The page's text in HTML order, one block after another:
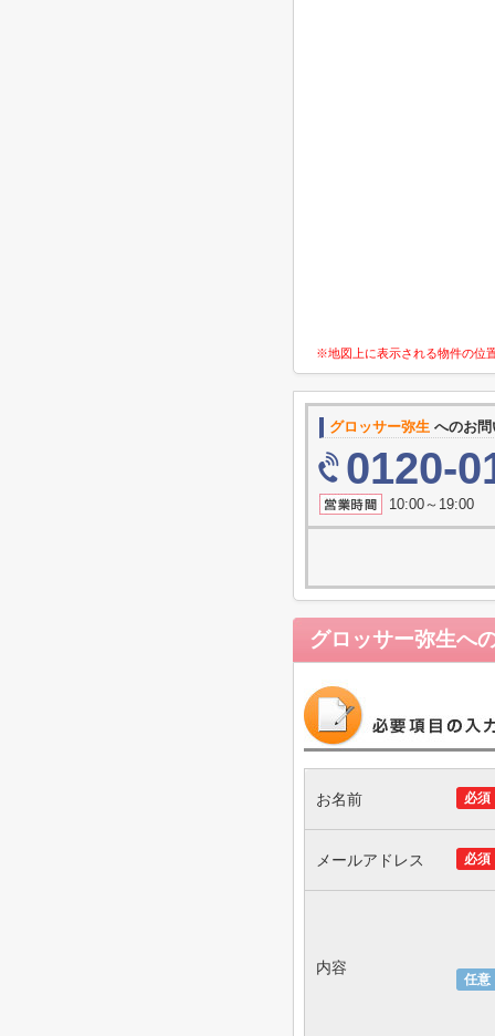
※地図上に表示される物件の位
グロッサー弥生 へのお
0120-
10:00～19:00
グロッサー弥生へ
必須
お名前
必須
メールアドレス
任意
内容